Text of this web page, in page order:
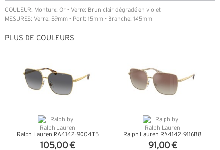
COULEUR: Monture: Or - Verre: Brun clair dégradé en violet
MESURES: Verre: 59mm - Pont: 15mm - Branche: 145mm
PLUS DE COULEURS
Ralph Lauren RA4142-9004T5
105,00 €
Ralph Lauren RA4142-9116B8
91,00 €